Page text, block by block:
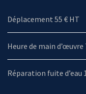
Déplacement 55 € HT
Heure de main d’œuvre
Réparation fuite d’eau